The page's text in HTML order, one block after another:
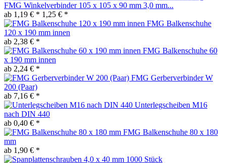
FMG Winkelverbinder 105 x 105 x 90 mm 3,0 mm...
ab 1,19 € * 1,25 € *
FMG Balkenschuhe
120 x 190 mm innen
ab 2,38 € *
FMG Balkenschuhe 60
x 190 mm innen
ab 2,24 € *
FMG Gerberverbinder W
200 (Paar)
ab 7,16 € *
Unterlegscheiben M16
nach DIN 440
ab 0,40 € *
FMG Balkenschuhe 80 x 180
mm
ab 1,90 € *